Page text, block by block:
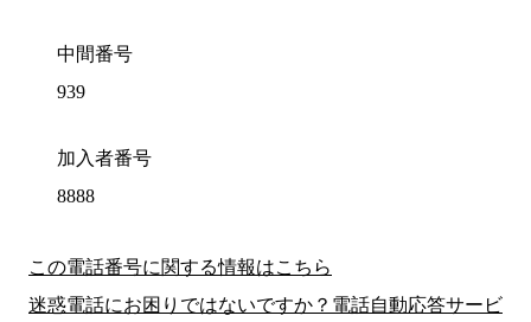
中間番号
939
加入者番号
8888
この電話番号に関する情報はこちら
迷惑電話にお困りではないですか？電話自動応答サービ